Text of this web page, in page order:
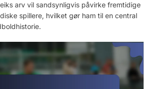
arv vil sandsynligvis påvirke fremtidige
spillere, hvilket gør ham til en central